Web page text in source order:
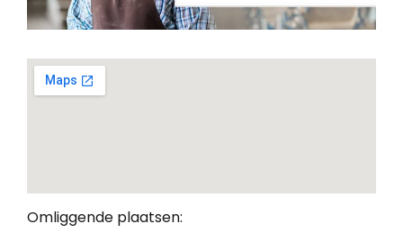
Omliggende plaatsen: